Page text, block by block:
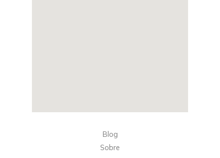
Blog
Sobre